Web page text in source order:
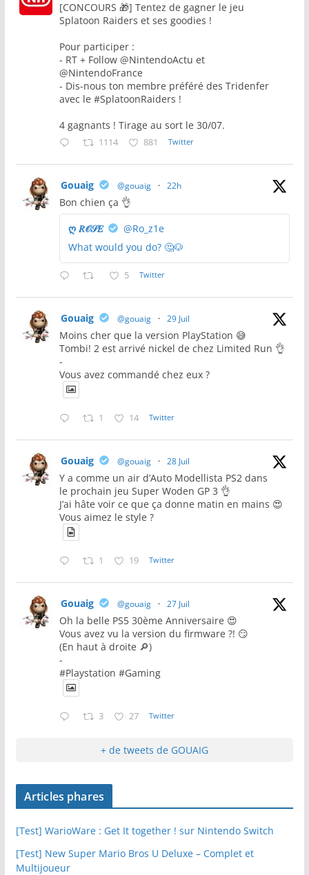
[CONCOURS 🎁] Tentez de gagner le jeu
Splatoon Raiders et ses goodies !
Pour participer :
- RT + Follow @NintendoActu et
@NintendoFrance
- Dis-nous ton membre préféré des Tridenfer
avec le #SplatoonRaiders !
4 gagnants ! Tirage au sort le 30/07.
1114 881 Twitter
Gouaig @gouaig · 22h
Bon chien ça 👌
ღ 𝑅𝒪𝒮𝐸
@Ro_z1e
What would you do? 🤔🐶
5 Twitter
Gouaig @gouaig · 29 Juil
Moins cher que la version PlayStation 😅
Tombi! 2 est arrivé nickel de chez Limited Run 👌
-
Vous avez commandé chez eux ?
1 14 Twitter
Gouaig @gouaig · 28 Juil
Y a comme un air d’Auto Modellista PS2 dans
le prochain jeu Super Woden GP 3 👌
J’ai hâte voir ce que ça donne matin en mains 😍
Vous aimez le style ?
1 19 Twitter
Gouaig @gouaig · 27 Juil
Oh la belle PS5 30ème Anniversaire 😍
Vous avez vu la version du firmware ?! 😏
(En haut à droite 🔎)
-
#Playstation #Gaming
3 27 Twitter
+ de tweets de GOUAIG
Articles phares
[Test] WarioWare : Get It together ! sur Nintendo Switch
[Test] New Super Mario Bros U Deluxe – Complet et
Multijoueur